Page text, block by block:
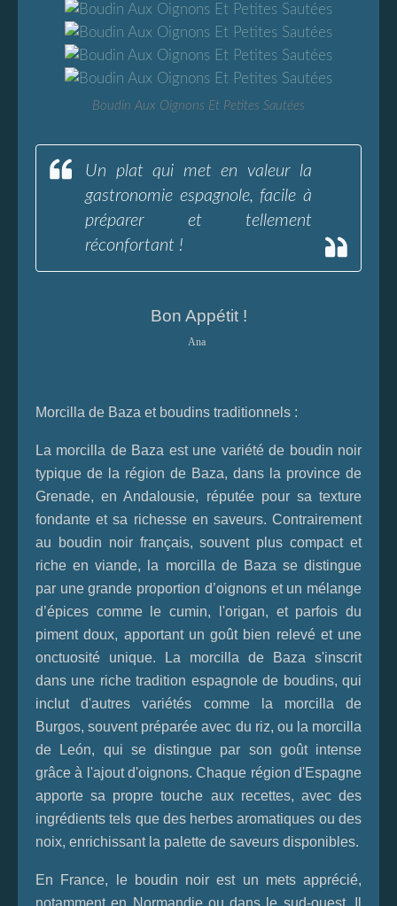
Boudin Aux Oignons Et Petites Sautées
Un plat qui met en valeur la
gastronomie espagnole, facile à
préparer et tellement
réconfortant !
Bon Appétit !
Ana
Morcilla de Baza et boudins traditionnels :
La morcilla de Baza est une variété de boudin noir
typique de la région de Baza, dans la province de
Grenade, en Andalousie, réputée pour sa texture
fondante et sa richesse en saveurs. Contrairement
au boudin noir français, souvent plus compact et
riche en viande, la morcilla de Baza se distingue
par une grande proportion d’oignons et un mélange
d’épices comme le cumin, l'origan, et parfois du
piment doux, apportant un goût bien relevé et une
onctuosité unique. La morcilla de Baza s'inscrit
dans une riche tradition espagnole de boudins, qui
inclut d'autres variétés comme la morcilla de
Burgos, souvent préparée avec du riz, ou la morcilla
de León, qui se distingue par son goût intense
grâce à l'ajout d'oignons. Chaque région d'Espagne
apporte sa propre touche aux recettes, avec des
ingrédients tels que des herbes aromatiques ou des
noix, enrichissant la palette de saveurs disponibles.
En France, le boudin noir est un mets apprécié,
notamment en Normandie ou dans le sud-ouest. Il